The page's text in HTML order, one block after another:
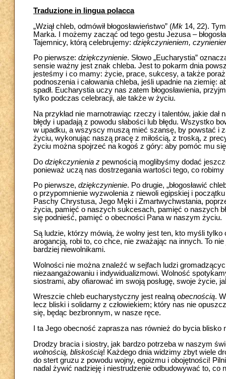
Traduzione in lingua polacca
„Wziął chleb, odmówił błogosławieństwo” (Mk 14, 22).
Marka. I możemy zacząć od tego gestu Jezusa –
Tajemnicy, którą celebrujemy: dziękczynieniem,
Po pierwsze: dziękczynienie. Słowo „Eucharystia”
sensie ważny jest znak chleba. Jest to pokarm dnia
jesteśmy i co mamy: życie, prace, sukcesy, a także
podnoszenia i całowania chleba, jeśli upadnie na
spadł. Eucharystia uczy nas zatem błogosławienia,
tylko podczas celebracji, ale także w życiu.
Na przykład nie marnotrawiąc rzeczy i talentów, jakie
błędy i upadają z powodu słabości lub błędu. Wszystko
w upadku, a wszyscy muszą mieć szansę, by powstać i
życiu, wykonując naszą pracę z miłością, z troską, z
życiu można spojrzeć na kogoś z góry: aby pomóc mu
Do dziękczynienia z pewnością moglibyśmy dodać
ponieważ uczą nas dostrzegania wartości tego, co
Po pierwsze, dziękczynienie. Po drugie, „błogosławić
o przypomnienie wyzwolenia z niewoli egipskiej i
Paschy Chrystusa, Jego Męki i Zmartwychwstania,
życia, pamięć o naszych sukcesach, pamięć o naszych
się podnieść, pamięć o obecności Pana w naszym życiu.
Są ludzie, którzy mówią, że wolny jest ten, kto myśli
arogancją, robi to, co chce, nie zważając na innych. To
bardziej niewolnikami.
Wolności nie można znaleźć w sejfach ludzi
niezaangażowaniu i indywidualizmowi. Wolność
siostrami, aby ofiarować im swoją posługę, swoje życie,
Wreszcie chleb eucharystyczny jest realnąobecnością.
lecz bliski i solidarny z człowiekiem; który nas nie
się, będąc bezbronnym, w nasze ręce.
I ta Jego obecność zaprasza nas również do bycia
Drodzy bracia i siostry, jak bardzo potrzeba w naszym
wolnością, bliskością! Każdego dnia widzimy zbyt wiele
do stert gruzu z powodu wojny, egoizmu i obojętności!
nadal żywić nadzieję i niestrudzenie odbudowywać to, co